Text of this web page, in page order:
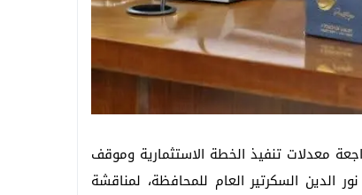
معدلات تنفيذ الخطة الاستثمارية وموقف
الدين السكرتير العام للمحافظة، لمناقشة